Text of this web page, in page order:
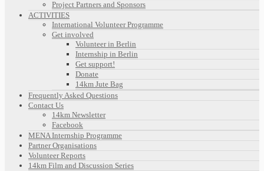
Project Partners and Sponsors
ACTIVITIES
International Volunteer Programme
Get involved
Volunteer in Berlin
Internship in Berlin
Get support!
Donate
14km Jute Bag
Frequently Asked Questions
Contact Us
14km Newsletter
Facebook
MENA Internship Programme
Partner Organisations
Volunteer Reports
14km Film and Discussion Series